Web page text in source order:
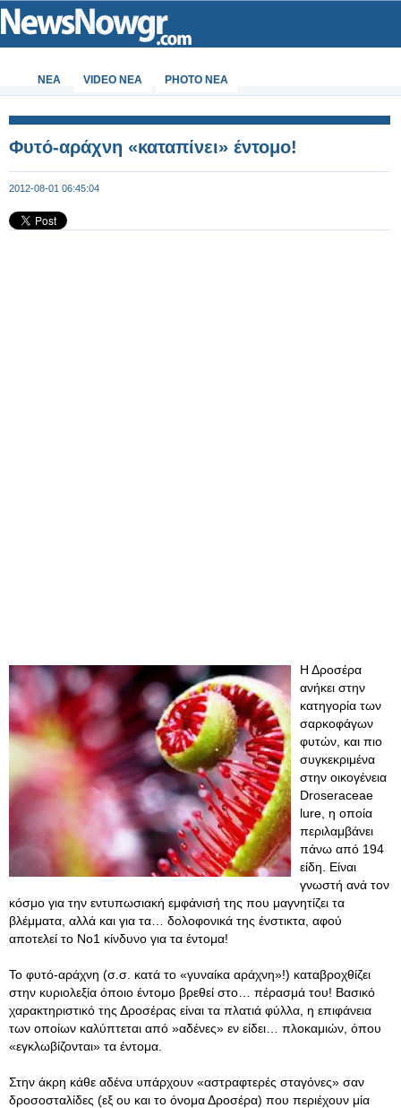
ΝΕΑ VIDEO NEA PHOTO NEA
Φυτό-αράχνη «καταπίνει» έντομο!
2012-08-01 06:45:04
Η Δροσέρα
ανήκει στην
κατηγορία των
σαρκοφάγων
φυτών, και πιο
συγκεκριμένα
στην οικογένεια
Droseraceae
lure, η οποία
περιλαμβάνει
πάνω από 194
είδη. Είναι
γνωστή ανά τον
κόσμο για την εντυπωσιακή εμφάνισή της που μαγνητίζει τα
βλέμματα, αλλά και για τα… δολοφονικά της ένστικτα, αφού
αποτελεί το Νο1 κίνδυνο για τα έντομα!
Το φυτό-αράχνη (σ.σ. κατά το «γυναίκα αράχνη»!) καταβροχθίζει
στην κυριολεξία όποιο έντομο βρεθεί στο… πέρασμά του! Βασικό
χαρακτηριστικό της Δροσέρας είναι τα πλατιά φύλλα, η επιφάνεια
των οποίων καλύπτεται από »αδένες» εν είδει… πλοκαμιών, όπου
«εγκλωβίζονται» τα έντομα.
Στην άκρη κάθε αδένα υπάρχουν «αστραφτερές σταγόνες» σαν
δροσοσταλίδες (εξ ου και το όνομα Δροσέρα) που περιέχουν μία